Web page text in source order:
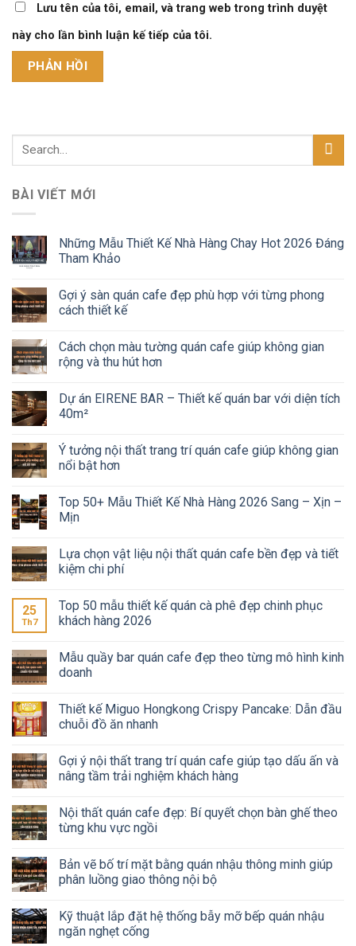
Lưu tên của tôi, email, và trang web trong trình duyệt
này cho lần bình luận kế tiếp của tôi.
BÀI VIẾT MỚI
Những Mẫu Thiết Kế Nhà Hàng Chay Hot 2026 Đáng
Tham Khảo
Gợi ý sàn quán cafe đẹp phù hợp với từng phong
cách thiết kế
Cách chọn màu tường quán cafe giúp không gian
rộng và thu hút hơn
Dự án EIRENE BAR – Thiết kế quán bar với diện tích
40m²
Ý tưởng nội thất trang trí quán cafe giúp không gian
nổi bật hơn
Top 50+ Mẫu Thiết Kế Nhà Hàng 2026 Sang – Xịn –
Mịn
Lựa chọn vật liệu nội thất quán cafe bền đẹp và tiết
kiệm chi phí
25
Th7
Top 50 mẫu thiết kế quán cà phê đẹp chinh phục
khách hàng 2026
Mẫu quầy bar quán cafe đẹp theo từng mô hình kinh
doanh
Thiết kế Miguo Hongkong Crispy Pancake: Dẫn đầu
chuỗi đồ ăn nhanh
Gợi ý nội thất trang trí quán cafe giúp tạo dấu ấn và
nâng tầm trải nghiệm khách hàng
Nội thất quán cafe đẹp: Bí quyết chọn bàn ghế theo
từng khu vực ngồi
Bản vẽ bố trí mặt bằng quán nhậu thông minh giúp
phân luồng giao thông nội bộ
Kỹ thuật lắp đặt hệ thống bẫy mỡ bếp quán nhậu
ngăn nghẹt cống